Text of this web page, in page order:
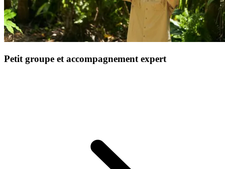
Petit groupe et accompagnement expert